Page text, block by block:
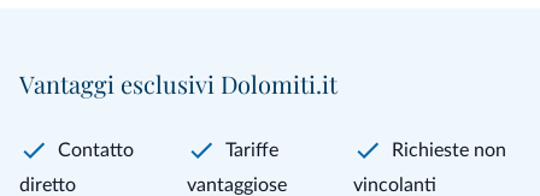
Vantaggi esclusivi Dolomiti.it
Contatto
diretto
Tariffe
vantaggiose
Richieste non
vincolanti